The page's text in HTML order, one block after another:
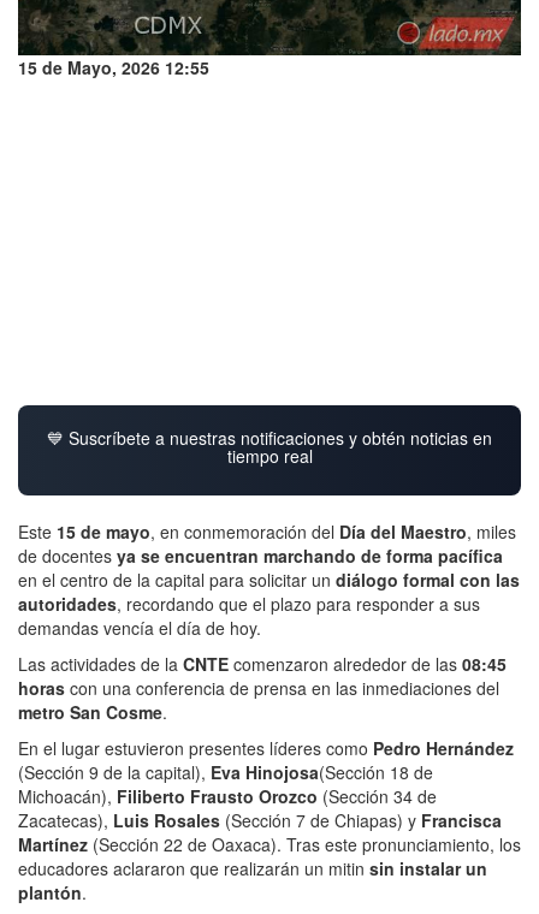
15 de Mayo, 2026 12:55
💙 Suscríbete a nuestras notificaciones y obtén noticias en
tiempo real
Este 15 de mayo, en conmemoración del Día del Maestro, miles
de docentes ya se encuentran marchando de forma pacífica
en el centro de la capital para solicitar un diálogo formal con las
autoridades, recordando que el plazo para responder a sus
demandas vencía el día de hoy.
Las actividades de la CNTE comenzaron alrededor de las 08:45
horas con una conferencia de prensa en las inmediaciones del
metro San Cosme.
En el lugar estuvieron presentes líderes como Pedro Hernández
(Sección 9 de la capital), Eva Hinojosa(Sección 18 de
Michoacán), Filiberto Frausto Orozco (Sección 34 de
Zacatecas), Luis Rosales (Sección 7 de Chiapas) y Francisca
Martínez (Sección 22 de Oaxaca). Tras este pronunciamiento, los
educadores aclararon que realizarán un mitin sin instalar un
plantón.